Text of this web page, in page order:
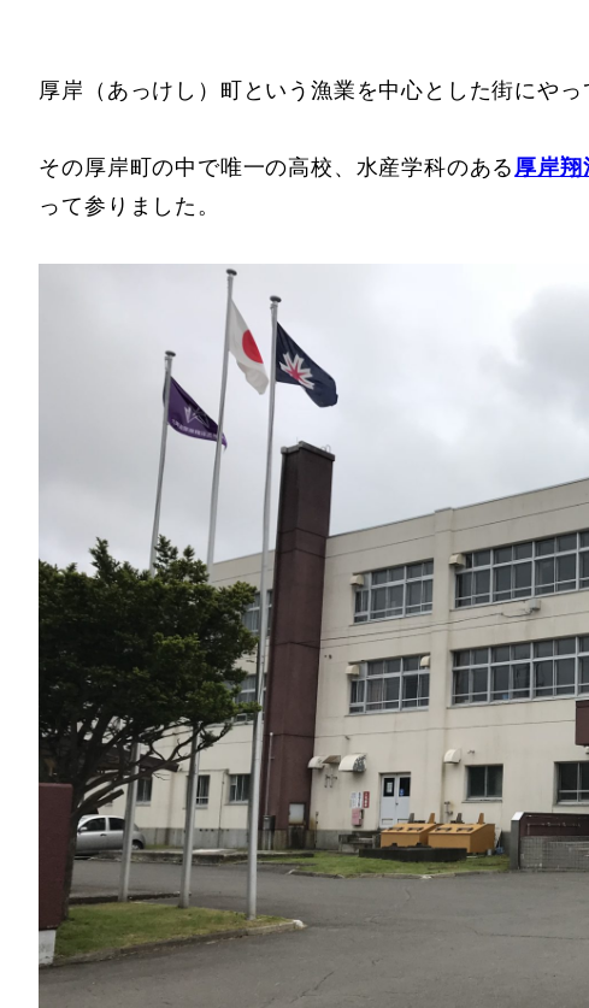
厚岸（あっけし）町という漁業を中心とした街にやっ
その厚岸町の中で唯一の高校、水産学科のある厚岸
って参りました。